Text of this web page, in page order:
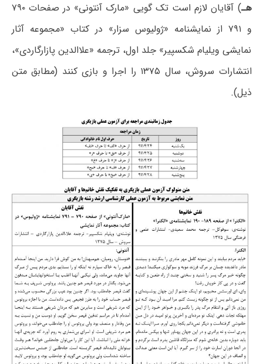
هـ
) آقایان لازم است تک گویی «مارک آنتونی» در صفحات ۷۹۰
و ۷۹۱ از نمایشنامه «ژولیوس سزار» در کتاب «مجموعه آثار
نمایشی ویلیام شکسپیر» جلد اول، ترجمه «علاالدین پازارگاردی»،
انتشارات سروش، سال ۱۳۷۵ را اجرا و بازی کنند (مطابق متن
ذیل).